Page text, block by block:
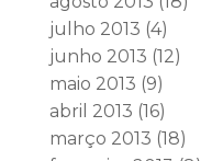
julho 2013 (4)
junho 2013 (12)
maio 2013 (9)
abril 2013 (16)
março 2013 (18)